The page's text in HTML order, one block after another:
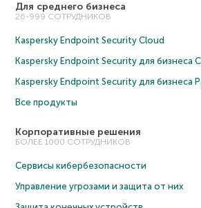
Для среднего бизнеса
26-999 СОТРУДНИКОВ
Kaspersky Endpoint Security Cloud
Kaspersky Endpoint Security для бизнеса
Kaspersky Endpoint Security для бизнеса
Все продукты
Корпоративные решения
БОЛЕЕ 1000 СОТРУДНИКОВ
Сервисы кибербезопасности
Управление угрозами и защита от них